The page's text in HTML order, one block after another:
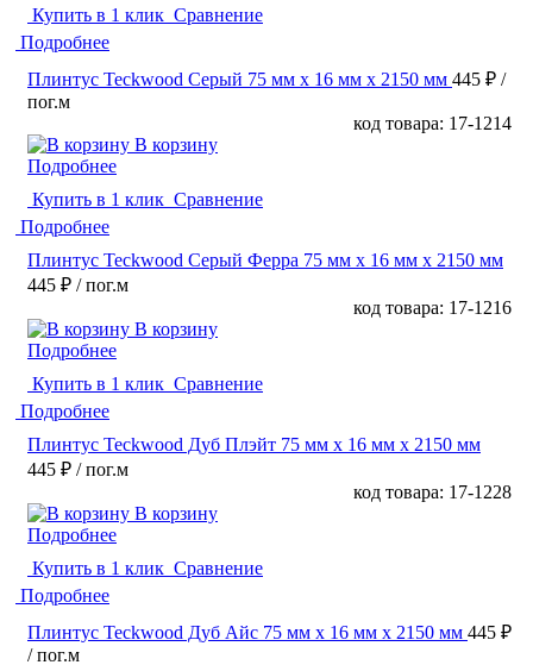
Купить в 1 клик Сравнение
Подробнее
Плинтус Teckwood Серый 75 мм х 16 мм х 2150 мм 445 ₽ /
пог.м
код товара: 17-1214
В корзину
Подробнее
Купить в 1 клик Сравнение
Подробнее
Плинтус Teckwood Серый Ферра 75 мм х 16 мм х 2150 мм
445 ₽ / пог.м
код товара: 17-1216
В корзину
Подробнее
Купить в 1 клик Сравнение
Подробнее
Плинтус Teckwood Дуб Плэйт 75 мм х 16 мм х 2150 мм
445 ₽ / пог.м
код товара: 17-1228
В корзину
Подробнее
Купить в 1 клик Сравнение
Подробнее
Плинтус Teckwood Дуб Айс 75 мм х 16 мм х 2150 мм 445 ₽
/ пог.м